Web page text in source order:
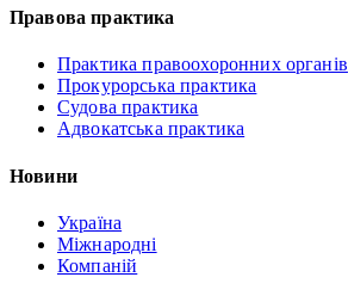
Правова практика
Практика правоохоронних органів
Прокурорська практика
Судова практика
Адвокатська практика
Новини
Україна
Міжнародні
Компаній